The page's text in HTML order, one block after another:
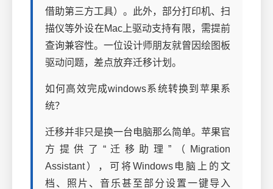
借助第三方工具）。此外，部分打印机、扫
描仪等外设在Mac上驱动支持有限，需提前
查询兼容性。一位设计师朋友就曾因绘图板
驱动问题，差点放弃迁移计划。
如何高效完成windows系统转换到苹果系
统？
迁移并非只是换一台电脑那么简单。苹果官
方提供了“迁移助理”（Migration
Assistant），可将Windows电脑上的文
档、照片、音乐甚至部分设置一键导入